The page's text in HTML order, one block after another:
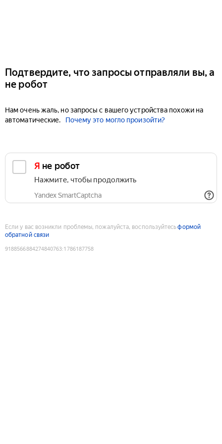
Подтвердите, что запросы отправляли вы, а
не робот
Нам очень жаль, но запросы с вашего устройства похожи на
автоматические.
Почему это могло произойти?
Я не робот
Нажмите, чтобы продолжить
Yandex SmartCaptcha
Если у вас возникли проблемы, пожалуйста, воспользуйтесьформой
обратной связи
9188566884274840763:1786187758